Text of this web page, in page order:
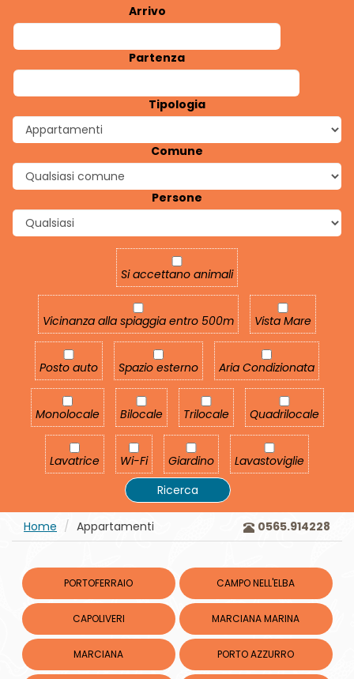
Arrivo
Partenza
Tipologia
Comune
Persone
Si accettano animali
Si accettano animali
Vicinanza alla spiaggia entro 500m
Vicinanza alla spiaggia entro 500m
Vista Mare
Vista Mare
Posto auto
Posto auto
Spazio esterno
Spazio esterno
Aria Condizionata
Aria Condizionata
Monolocale
Monolocale
Bilocale
Bilocale
Trilocale
Trilocale
Quadrilocale
Quadrilocale
Lavatrice
Lavatrice
Wi-Fi
Wi-Fi
Giardino
Giardino
Lavastoviglie
Lavastoviglie
Ricerca
Home Appartamenti 0565.914228
PORTOFERRAIO CAMPO NELL'ELBA
CAPOLIVERI MARCIANA MARINA
MARCIANA PORTO AZZURRO